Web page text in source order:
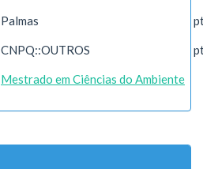
Palmas
CNPQ::OUTROS
Mestrado em Ciências do Ambiente